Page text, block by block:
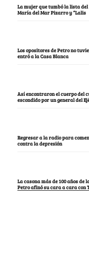
La mujer que tumbó la lista
María del Mar Pizarro y “Lalis
Los opositores de Petro no
entró a la Casa Blanca
Así encontraron el cuerpo del
escondido por un general del
Regresar a la radio para
contra la depresión
La casona más de 100 años de
Petro afinó su cara a cara con